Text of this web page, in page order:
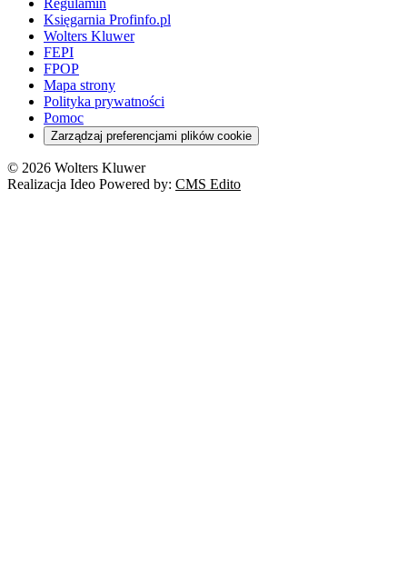
Księgarnia Profinfo.pl
Wolters Kluwer
FEPI
FPOP
Mapa strony
Polityka prywatności
Pomoc
Zarządzaj preferencjami plików cookie
© 2026 Wolters Kluwer
Realizacja Ideo Powered by: CMS Edito